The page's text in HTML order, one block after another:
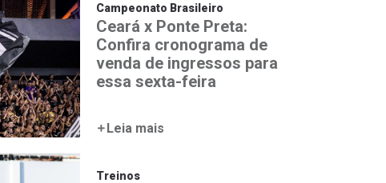
Campeonato Brasileiro
Ceará x Ponte Preta:
Confira cronograma de
venda de ingressos para
essa sexta-feira
Leia mais
Treinos